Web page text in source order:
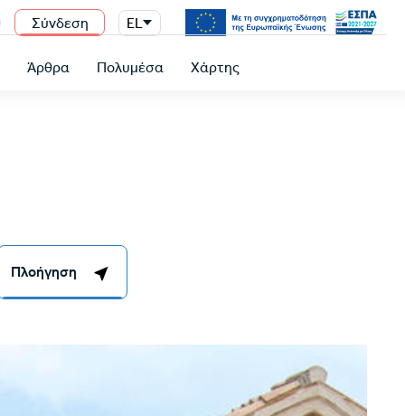
Σύνδεση EL
Άρθρα Πολυμέσα Χάρτης
Πλοήγηση